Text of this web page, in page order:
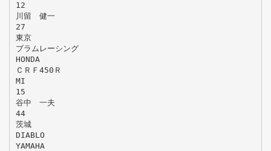
12
川留 健一
27
東京
ブラムレーシング
HONDA
ＣＲＦ450Ｒ
MI
15
谷中 一夫
44
茨城
DIABLO
YAMAHA